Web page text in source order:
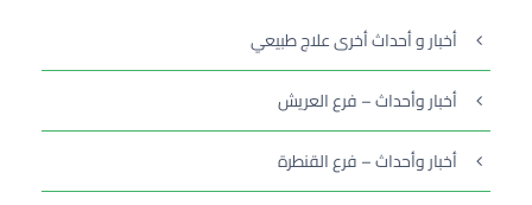
أخبار و أحداث أخرى علاج طبيعي
أخبار وأحداث – فرع العريش
أخبار وأحداث – فرع القنطرة